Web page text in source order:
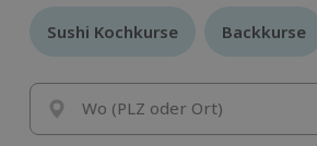
Sushi Kochkurse
Sushi Kochkurse Backkurse
Backkurse
Wo (PLZ oder Ort)